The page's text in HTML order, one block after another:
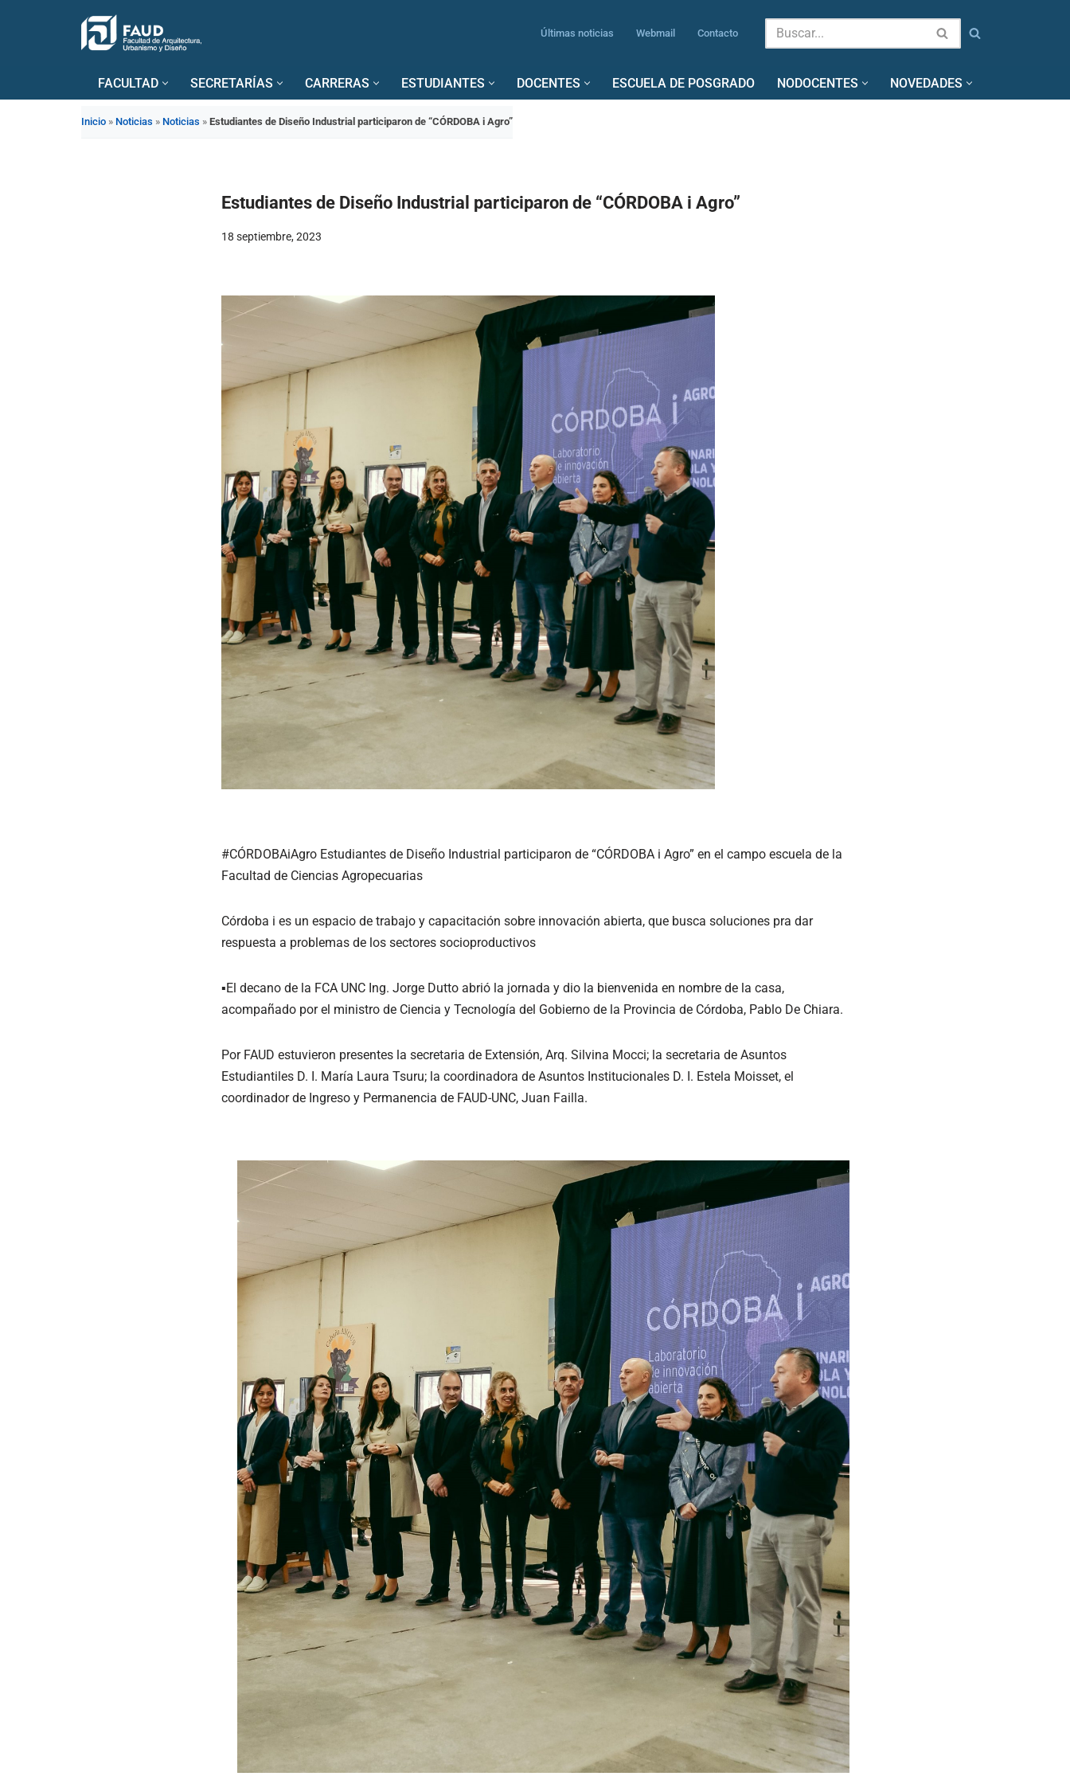
Últimas noticias Webmail Contacto
FACULTAD SECRETARÍAS CARRERAS ESTUDIANTES DOCENTES ESCUELA DE POSGRADO NODOCENTES NOVEDADES
Inicio » Noticias » Noticias » Estudiantes de Diseño Industrial participaron de “CÓRDOBA i Agro”
Estudiantes de Diseño Industrial participaron de “CÓRDOBA i Agro”
18 septiembre, 2023
#CÓRDOBAiAgro Estudiantes de Diseño Industrial participaron de “CÓRDOBA i Agro” en el campo escuela de la
Facultad de Ciencias Agropecuarias
Córdoba i es un espacio de trabajo y capacitación sobre innovación abierta, que busca soluciones pra dar
respuesta a problemas de los sectores socioproductivos
▪️El decano de la FCA UNC Ing. Jorge Dutto abrió la jornada y dio la bienvenida en nombre de la casa,
acompañado por el ministro de Ciencia y Tecnología del Gobierno de la Provincia de Córdoba, Pablo De Chiara.
Por FAUD estuvieron presentes la secretaria de Extensión, Arq. Silvina Mocci; la secretaria de Asuntos
Estudiantiles D. I. María Laura Tsuru; la coordinadora de Asuntos Institucionales D. I. Estela Moisset, el
coordinador de Ingreso y Permanencia de FAUD-UNC, Juan Failla.